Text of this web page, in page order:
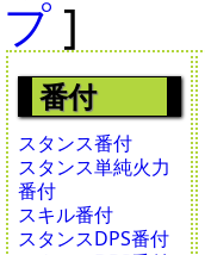
プ ]
番付
スタンス番付
スタンス単純火力
番付
スキル番付
スタンスDPS番付